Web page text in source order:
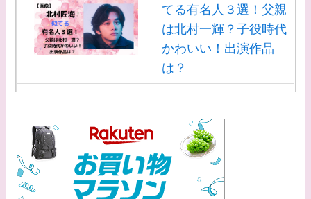
てる有名人３選！父親
は北村一輝？子役時代
かわいい！出演作品
は？
る芸能人３選！白洲次
郎との関係は？ジャニ
ーズ出身？
【画像】山田裕貴の家